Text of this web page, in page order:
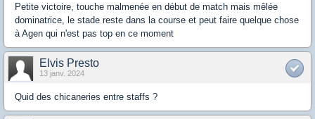
Petite victoire, touche malmenée en début de match mais mêlée
dominatrice, le stade reste dans la course et peut faire quelque chose
à Agen qui n'est pas top en ce moment
Elvis Presto
13 janv. 2024
Quid des chicaneries entre staffs ?